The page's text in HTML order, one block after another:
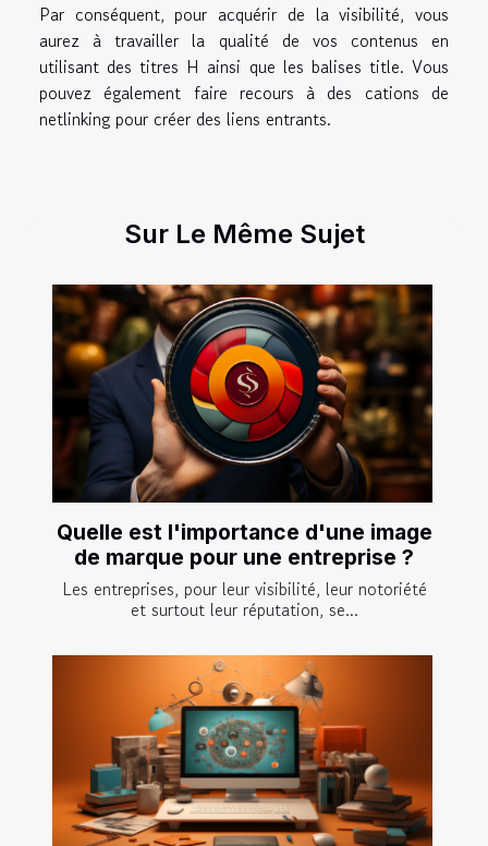
Par conséquent, pour acquérir de la visibilité, vous
aurez à travailler la qualité de vos contenus en
utilisant des titres H ainsi que les balises title. Vous
pouvez également faire recours à des cations de
netlinking pour créer des liens entrants.
Sur Le Même Sujet
Quelle est l'importance d'une image
de marque pour une entreprise ?
Les entreprises, pour leur visibilité, leur notoriété
et surtout leur réputation, se...